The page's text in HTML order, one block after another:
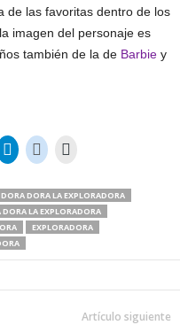
de las favoritas dentro de los
imagen del personaje es
también de la de Barbie y
DORA DORA LA EXPLORADORA
LA EXPLORADORA
EXPLORADORA
Artículo siguiente